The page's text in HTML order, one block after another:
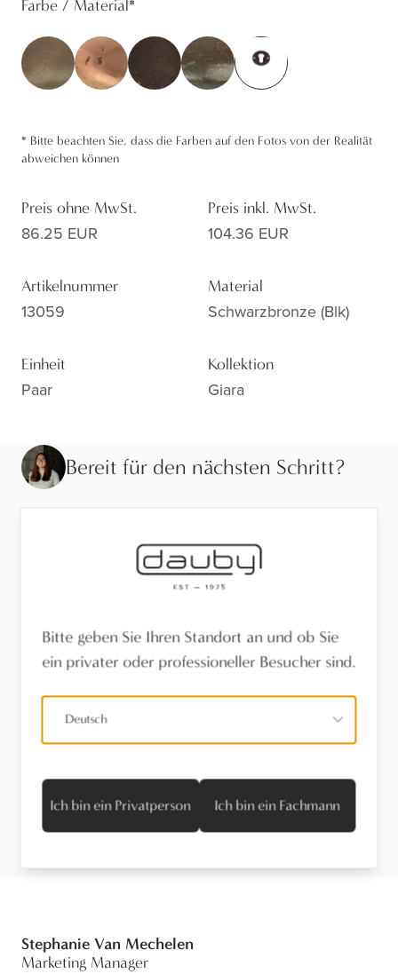
Farbe / Material*
* Bitte beachten Sie, dass die Farben auf den Fotos von der Realität
abweichen können
Preis ohne MwSt.
86.25 EUR
Preis inkl. MwSt.
104.36 EUR
Artikelnummer
13059
Material
Schwarzbronze (blk)
Einheit
Paar
Kollektion
Giara
Bereit für den nächsten Schritt?
lassen Sie sich beraten oder finden Sie einen Händler
Finden Sie einen Händler
Wartung
Stephanie Van Mechelen
Marketing Manager
Bitte geben Sie Ihren Standort an und ob Sie
ein privater oder professioneller Besucher sind.
Deutsch
Ich bin ein Privatperson Ich bin ein Fachmann